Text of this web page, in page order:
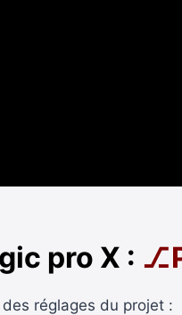
pro X :
réglages du projet :